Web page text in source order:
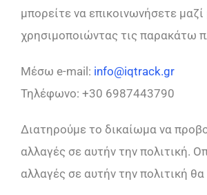
μπορείτε να επικοινωνήσετε μαζί
χρησιμοποιώντας τις παρακάτω
Μέσω e-mail: info@iqtrack.gr
Τηλέφωνο: +30 6987443790
Διατηρούμε το δικαίωμα να
αλλαγές σε αυτήν την πολιτική.
αλλαγές σε αυτήν την πολιτική